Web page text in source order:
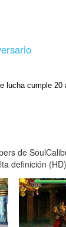
lucha cumple 20
de
definición